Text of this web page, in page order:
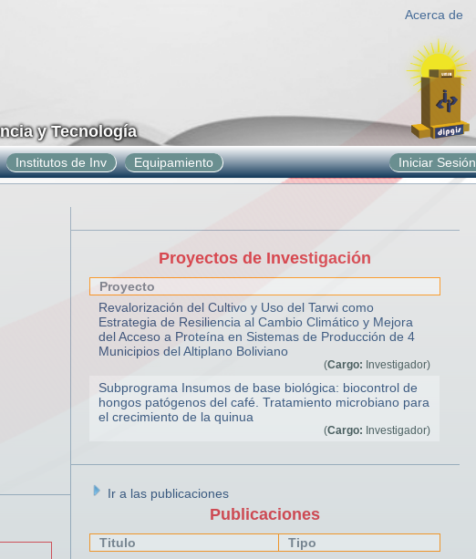
Acerca de
y Tecnología
Institutos de Inv Equipamiento Iniciar Sesión
Proyectos de Investigación
Proyecto
Revalorización del Cultivo y Uso del Tarwi como
Estrategia de Resiliencia al Cambio Climático y Mejora
del Acceso a Proteína en Sistemas de Producción de 4
Municipios del Altiplano Boliviano
(Cargo: Investigador)
Subprograma Insumos de base biológica: biocontrol de
hongos patógenos del café. Tratamiento microbiano para
el crecimiento de la quinua
(Cargo: Investigador)
Ir a las publicaciones
Publicaciones
Titulo Tipo